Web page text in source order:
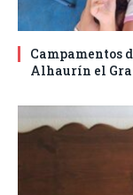
Campamentos
Alhaurín el